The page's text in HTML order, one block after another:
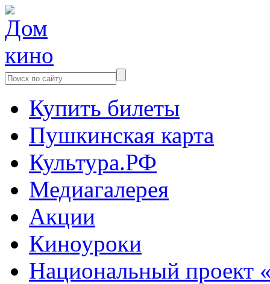
Купить билеты
Пушкинская карта
Культура.РФ
Медиагалерея
Акции
Киноуроки
Национальный проект